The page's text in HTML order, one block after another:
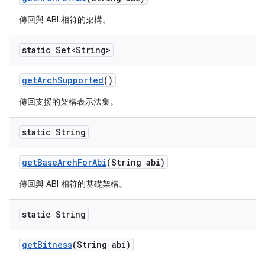
傳回與 ABI 相符的架構。
static Set<String>
getArchSupported()
傳回支援的架構表示法集。
static String
getBaseArchForAbi(String abi)
傳回與 ABI 相符的基礎架構。
static String
getBitness(String abi)